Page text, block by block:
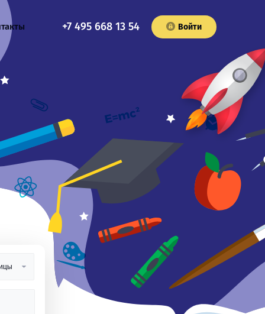
+7 495 668 13 54 Войти